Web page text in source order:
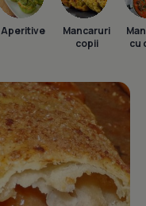
Aperitive
Mancaruri
copii
cu